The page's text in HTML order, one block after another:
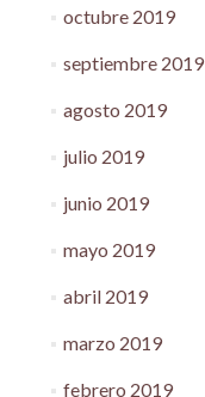
octubre 2019
septiembre 2019
agosto 2019
julio 2019
junio 2019
mayo 2019
abril 2019
marzo 2019
febrero 2019